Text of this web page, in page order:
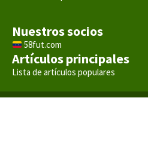
Nuestros socios
58fut.com
Artículos principales
Lista de artículos populares